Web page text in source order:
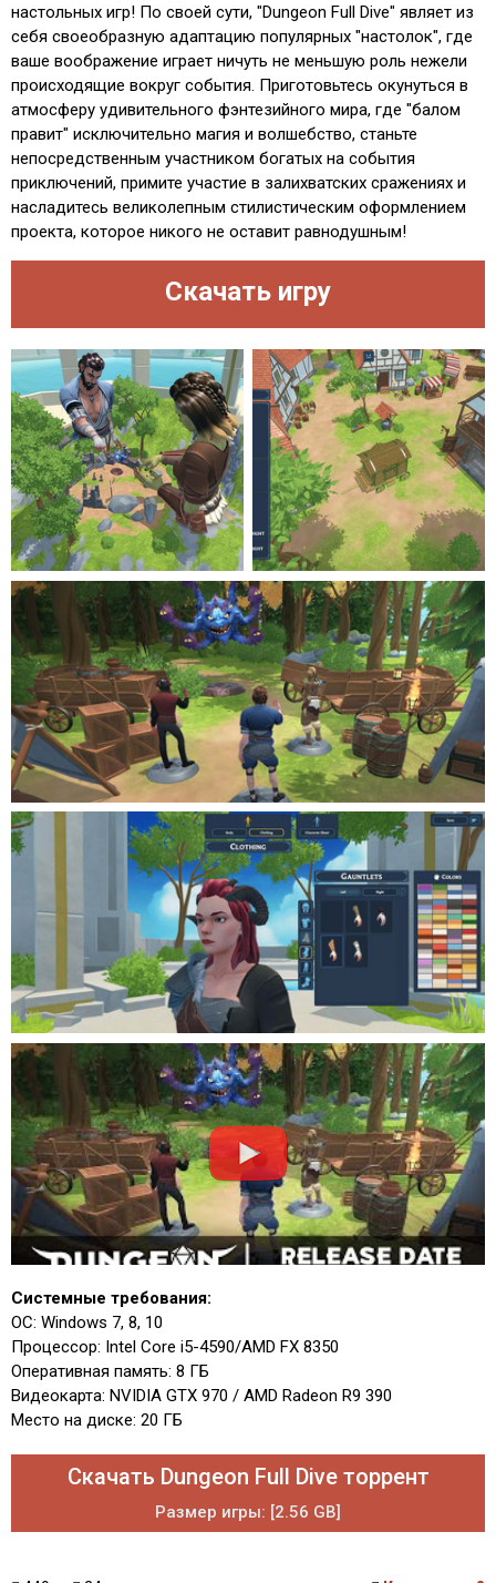
настольных игр! По своей сути, "Dungeon Full Dive" являет из
себя своеобразную адаптацию популярных "настолок", где
ваше воображение играет ничуть не меньшую роль нежели
происходящие вокруг события. Приготовьтесь окунуться в
атмосферу удивительного фэнтезийного мира, где "балом
правит" исключительно магия и волшебство, станьте
непосредственным участником богатых на события
приключений, примите участие в залихватских сражениях и
насладитесь великолепным стилистическим оформлением
проекта, которое никого не оставит равнодушным!
Скачать игру
Системные требования:
ОС: Windows 7, 8, 10
Процессор: Intel Core i5-4590/AMD FX 8350
Оперативная память: 8 ГБ
Видеокарта: NVIDIA GTX 970 / AMD Radeon R9 390
Место на диске: 20 ГБ
Скачать Dungeon Full Dive торрент
Размер игры: [2.56 GB]